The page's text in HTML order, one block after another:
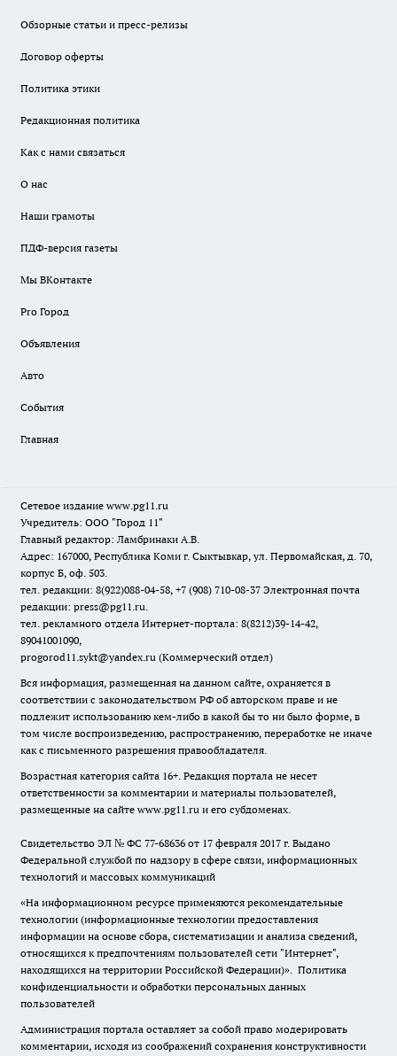
Обзорные статьи и пресс-релизы
Договор оферты
Политика этики
Редакционная политика
Как с нами связаться
О нас
Наши грамоты
ПДФ-версия газеты
Мы ВКонтакте
Pro Город
Объявления
Авто
События
Главная
Сетевое издание www.pg11.ru
Учредитель: ООО "Город 11"
Главный редактор: Ламбринаки А.В.
Адрес: 167000, Республика Коми г. Сыктывкар, ул. Первомайская, д. 70,
корпус Б, оф. 503.
тел. редакции: 8(922)088-04-58, +7 (908) 710-08-37 Электронная почта
редакции: press@pg11.ru.
тел. рекламного отдела Интернет-портала: 8(8212)39-14-42,
89041001090,
progorod11.sykt@yandex.ru (Коммерческий отдел)
Вся информация, размещенная на данном сайте, охраняется в
соответствии с законодательством РФ об авторском праве и не
подлежит использованию кем-либо в какой бы то ни было форме, в
том числе воспроизведению, распространению, переработке не иначе
как с письменного разрешения правообладателя.
Возрастная категория сайта 16+. Редакция портала не несет
ответственности за комментарии и материалы пользователей,
размещенные на сайте www.pg11.ru и его субдоменах.
Свидетельство ЭЛ № ФС 77-68636 от 17 февраля 2017 г. Выдано
Федеральной службой по надзору в сфере связи, информационных
технологий и массовых коммуникаций
«На информационном ресурсе применяются рекомендательные
технологии (информационные технологии предоставления
информации на основе сбора, систематизации и анализа сведений,
относящихся к предпочтениям пользователей сети "Интернет",
находящихся на территории Российской Федерации)». Политика
конфиденциальности и обработки персональных данных
пользователей
Администрация портала оставляет за собой право модерировать
комментарии, исходя из соображений сохранения конструктивности